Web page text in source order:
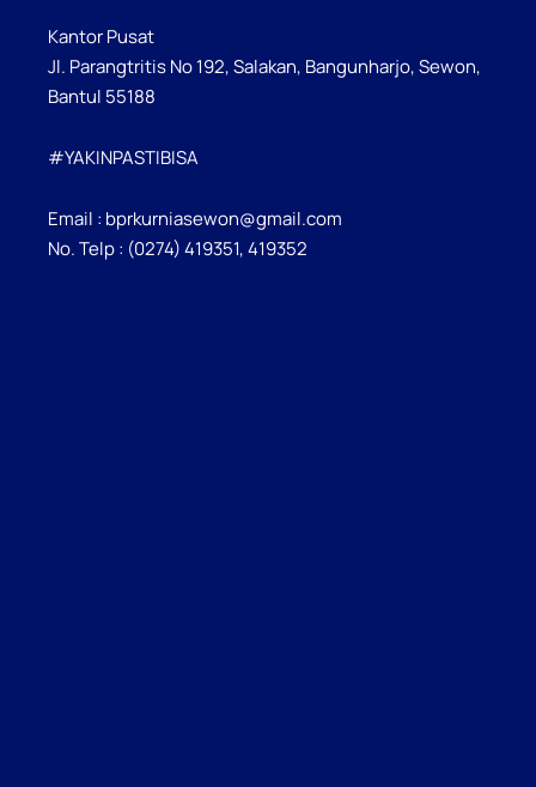
Kantor Pusat
Jl. Parangtritis No 192, Salakan, Bangunharjo, Sewon,
Bantul 55188
#YAKINPASTIBISA
Email : bprkurniasewon@gmail.com
No. Telp : (0274) 419351, 419352